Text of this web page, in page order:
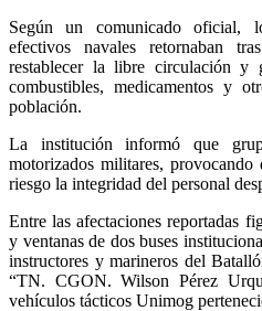
Según un comunicado oficial,
efectivos navales retornaban
restablecer la libre circulación y
combustibles, medicamentos y
población.
La institución informó que
motorizados militares, provocando
riesgo la integridad del personal
Entre las afectaciones reportadas
y ventanas de dos buses
instructores y marineros del
“TN. CGON. Wilson Pérez
vehículos tácticos Unimog